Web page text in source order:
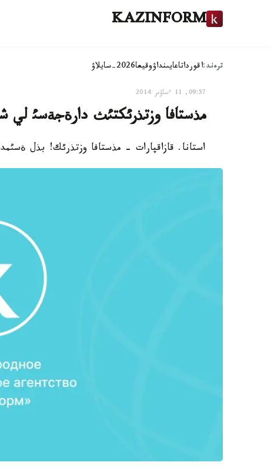
KAZINFORM
ترەند:اقورداتاعايىنداۋوقيعا2026-سايلاۋ
09:57, 11 ءساۋىر 2014
مذستافا وزتذرئكتئث دارةجةسئ لي شاؤلذثنان 3 دان
استانا. قازاقپارات - مذستافا وزتذرئك! بذل